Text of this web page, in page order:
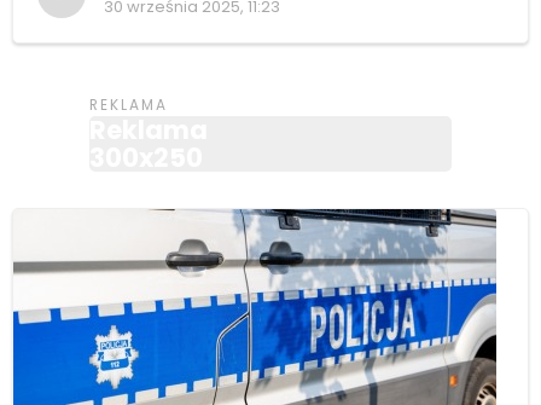
30 września 2025, 11:23